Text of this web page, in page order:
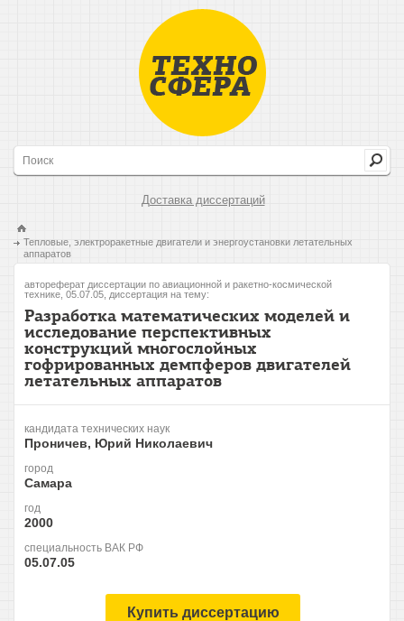
Доставка диссертаций
Тепловые, электроракетные двигатели и энергоустановки летательных
аппаратов
автореферат диссертации по авиационной и ракетно-космической
технике, 05.07.05, диссертация на тему:
Разработка математических моделей и
исследование перспективных
конструкций многослойных
гофрированных демпферов двигателей
летательных аппаратов
кандидата технических наук
Проничев, Юрий Николаевич
город
Самара
год
2000
специальность ВАК РФ
05.07.05
Купить диссертацию